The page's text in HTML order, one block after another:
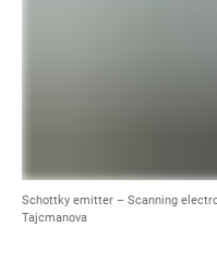
Schottky emitter – Scanning
Tajcmanova